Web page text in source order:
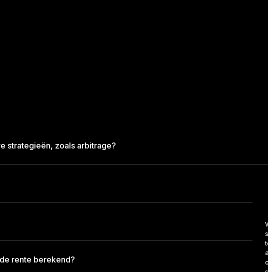
strategieën, zoals arbitrage?
rente berekend?